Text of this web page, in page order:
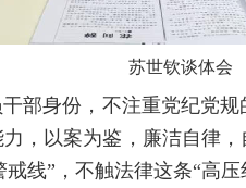
苏世钦谈体会
部身份，不注重党纪党
，以案为鉴，廉洁自律
线”，不触法律这条“高压